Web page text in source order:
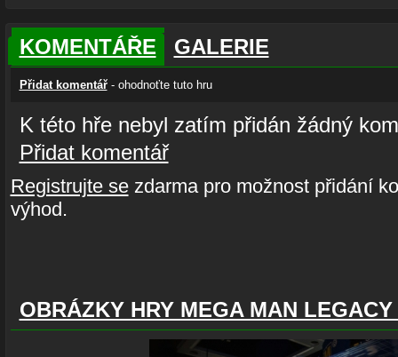
KOMENTÁŘE GALERIE
Přidat komentář- ohodnoťte tuto hru
K této hře nebyl zatím přidán žádný
Přidat komentář
Registrujte sezdarma pro možnost přidání
výhod.
OBRÁZKY HRY MEGA MAN